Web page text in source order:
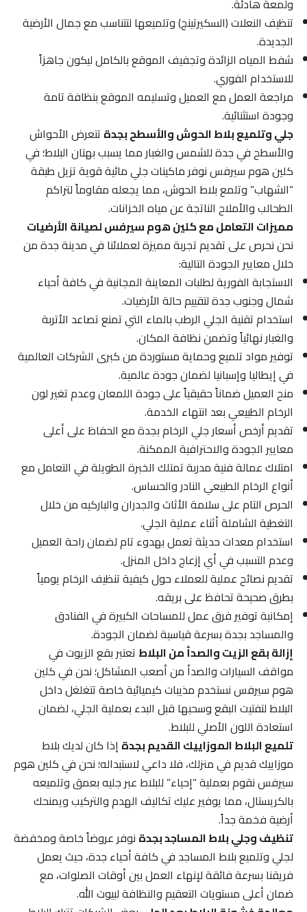
تنظيف النعلات (السكيرتينج) وتلميعها لتتناسب مع جمال الأرضية
الجديدة.
شفط المياه الزائدة وتجفيف الموقع بالكامل ليكون جاهزاً
للاستخدام الفوري.
مراجعة العمل مع العميل وتسليمه الموقع بنظافة تامة
وجودة استثنائية.
جلي وتلميع بلاط الحوش والأسطح بجدةتتعرض الأحواش
والأسطح في جدة للشمس والغبار مما يسبب بهتان البلاط؛ في
كلين هوم سيرفس نوفر ماكينات جلي مائية قوية تزيل طبقة
“الشهاب” وتلمع بلاط الحوش، مما يجعله مقاوماً لتراكم
الطحالب والأملاح الناتجة عن مياه الخزانات.
مميزات التعامل مع كلين هوم سيرفس لصيانة الأرضيات
نحن نحرص على تقديم تجربة مميزة لعملائنا في مدينة جدة من
خلال معايير الجودة التالية:
الاستجابة الفورية لطلبات المعاينة المجانية في كافة أحياء
شمال وجنوب جدة لتقييم حالة الأرضيات.
استخدام تقنية الجلي الرطب بالماء التي تمنع تصاعد الأتربة
والغبار نهائياً وتضمن نظافة المكان.
توفير مواد تلميع وحماية مستوردة من كبرى الشركات العالمية
في إيطاليا وإسبانيا لضمان جودة عالمية.
منح العميل ضماناً حقيقياً على جودة اللمعان وعدم تغير لون
الرخام الطبيعي بعد انتهاء الخدمة.
تقديم أرخص أسعار جلي الرخام بجدة مع الحفاظ على أعلى
معايير الجودة والاحترافية الممكنة.
امتلاك عمالة فنية مدربة تمتلك الخبرة الطويلة في التعامل مع
أنواع الرخام الطبيعي النادر والحساس.
الحرص التام على سلامة الأثاث والجدران والباركيه من خلال
التغطية الشاملة أثناء عملية الجلي.
استخدام معدات حديثة تعمل بهدوء تام لضمان راحة العميل
وعدم التسبب في أي إزعاج داخل المنزل.
تقديم نصائح عملية للعملاء حول كيفية تنظيف الرخام يومياً
بطرق صحيحة تحافظ على بريقه.
إمكانية توفير فرق عمل للمساحات الكبيرة في الفنادق
والمساجد بجدة بسرعة قياسية لضمان الجودة.
إزالة بقع الزيت والصدأ من البلاطتعتبر بقع الزيوت في
مواقف السيارات والصدأ من أصعب المشاكل؛ نحن في كلين
هوم سيرفس نستخدم مذيبات كيميائية خاصة تتغلغل داخل
البلاط لتفتيت البقع وسحبها قبل البدء بعملية الجلي، لضمان
استعادة اللون الأصلي للبلاط.
تلميع البلاط الموزاييك القديم بجدةإذا كان لديك بلاط
موزاييك قديم في منزلك، فلا داعي لاستبداله؛ نحن في كلين هوم
سيرفس نقوم بعملية “إحياء” للبلاط عبر جليه بعمق وتلميعه
بالكريستال، مما يوفير عليك تكاليف الهدم والتركيب ويمنحك
أرضية فخمة جداً.
تنظيف وجلي بلاط المساجد بجدةنوفر عروضاً خاصة ومخفضة
لجلي وتلميع بلاط المساجد في كافة أحياء جدة، حيث يعمل
فريقنا بسرعة فائقة لإنهاء العمل بين أوقات الصلوات، مع
ضمان أعلى مستويات التعقيم والنظافة لبيوت الله.